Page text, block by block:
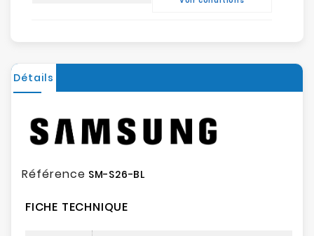
Détails
Référence SM-S26-BL
FICHE TECHNIQUE